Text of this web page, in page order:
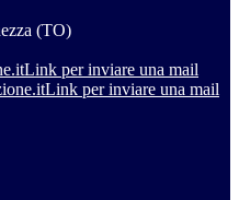
(TO)
Link per inviare una mail
Link per inviare una mail